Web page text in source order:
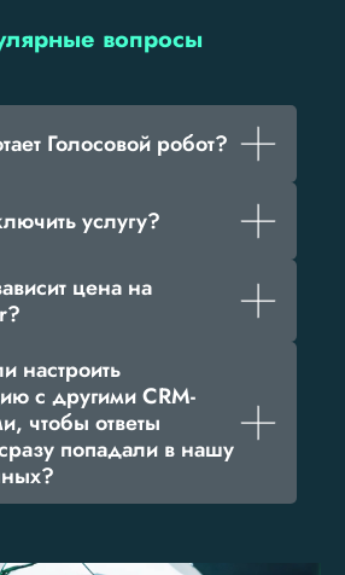
вопросы
Голосовой робот?
услугу?
цена на
настроить
с другими CRM-
чтобы ответы
попадали в нашу